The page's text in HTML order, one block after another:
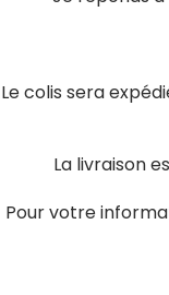
Le colis sera
La livraison
Pour votre